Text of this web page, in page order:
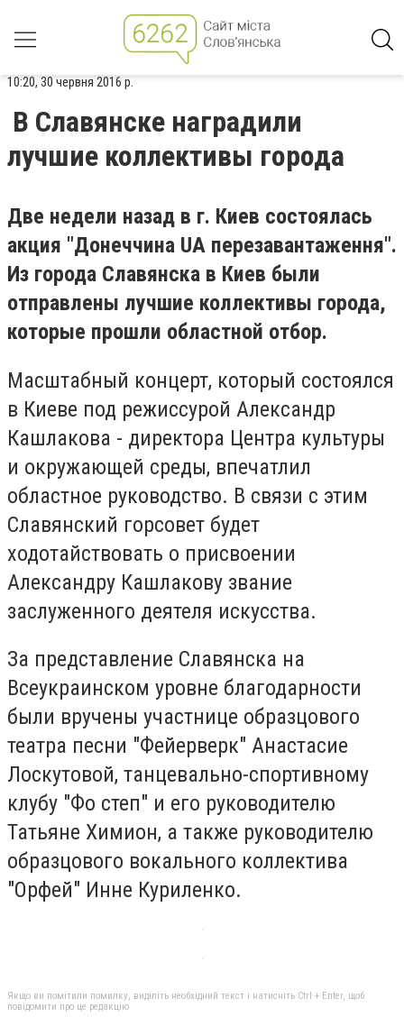
10:20, 30 червня 2016 р.
В Славянске наградили
лучшие коллективы города
Две недели назад в г. Киев состоялась
акция "Донеччина UA перезавантаження".
Из города Славянска в Киев были
отправлены лучшие коллективы города,
которые прошли областной отбор.
Масштабный концерт, который состоялся
в Киеве под режиссурой Александр
Кашлакова - директора Центра культуры
и окружающей среды, впечатлил
областное руководство. В связи с этим
Славянский горсовет будет
ходотайствовать о присвоении
Александру Кашлакову звание
заслуженного деятеля искусства.
За представление Славянска на
Всеукраинском уровне благодарности
были вручены участнице образцового
театра песни "Фейерверк" Анастасие
Лоскутовой, танцевально-спортивному
клубу "Фо степ" и его руководителю
Татьяне Химион, а также руководителю
образцового вокального коллектива
"Орфей" Инне Куриленко.
Якщо ви помітили помилку, виділіть необхідний текст і натисніть Ctrl + Enter, щоб
повідомити про це редакцію